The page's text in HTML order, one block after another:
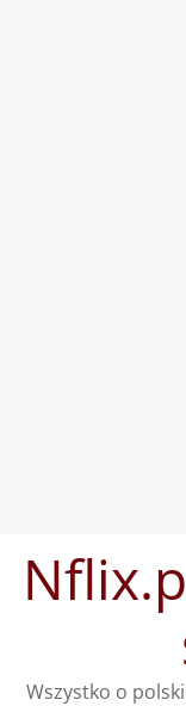
treści
Wszystko o